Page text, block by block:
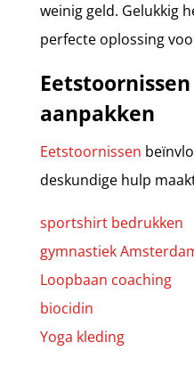
weinig geld. Gelukkig
perfecte oplossing
aanpakken
Eetstoornissen
deskundige hulp
sportshirt bedrukken
gymnastiek
Loopbaan coaching
biocidin
Yoga kleding